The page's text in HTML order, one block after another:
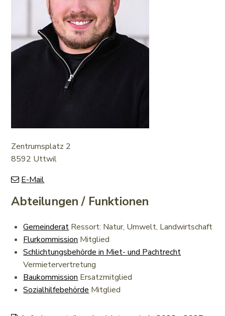
Zentrumsplatz 2
8592 Uttwil
E-Mail
Abteilungen / Funktionen
Gemeinderat Ressort: Natur, Umwelt, Landwirtschaft
Flurkommission Mitglied
Schlichtungsbehörde in Miet- und Pachtrecht
Vermietervertretung
Baukommission Ersatzmitglied
Sozialhilfebehörde Mitglied